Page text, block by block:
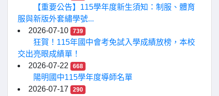
【重要公告】115學年度新生須知：制服、體育
服與新版外套繡學號...
2026-07-10
739
狂賀！115年國中會考免試入學成績放榜，本校
交出亮眼成績單！
2026-07-22
668
陽明國中115學年度導師名單
2026-07-17
290